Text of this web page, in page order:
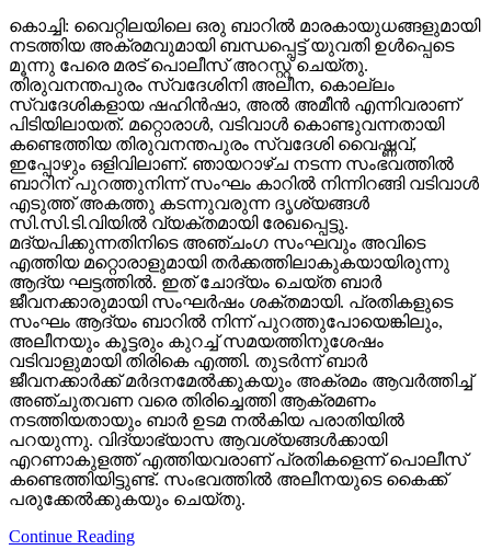
പിടിയിലായത്. മറ്റൊരാള്‍, വടിവാള്‍ കൊണ്ടുവന്നതായി
കണ്ടെത്തിയ തിരുവനന്തപുരം സ്വദേശി വൈഷ്ണവ്,
ഇപ്പോഴും ഒളിവിലാണ്. ഞായറാഴ്ച നടന്ന സംഭവത്തില്‍
ബാറിന് പുറത്തുനിന്ന് സംഘം കാറില്‍ നിന്നിറങ്ങി വടിവാള്‍
എടുത്ത് അകത്തു കടന്നുവരുന്ന ദൃശ്യങ്ങള്‍
സി.സി.ടി.വിയില്‍ വ്യക്തമായി രേഖപ്പെട്ടു.
മദ്യപിക്കുന്നതിനിടെ അഞ്ചംഗ സംഘവും അവിടെ
എത്തിയ മറ്റൊരാളുമായി തര്‍ക്കത്തിലാകുകയായിരുന്നു
ആദ്യ ഘട്ടത്തില്‍. ഇത് ചോദ്യം ചെയ്ത ബാര്‍
ജീവനക്കാരുമായി സംഘര്‍ഷം ശക്തമായി. പ്രതികളുടെ
സംഘം ആദ്യം ബാറില്‍ നിന്ന് പുറത്തുപോയെങ്കിലും,
അലീനയും കൂട്ടരും കുറച്ച് സമയത്തിനുശേഷം
വടിവാളുമായി തിരികെ എത്തി. തുടര്‍ന്ന് ബാര്‍
ജീവനക്കാര്‍ക്ക് മര്‍ദനമേല്‍ക്കുകയും അക്രമം ആവര്‍ത്തിച്ച്
അഞ്ചുതവണ വരെ തിരിച്ചെത്തി ആക്രമണം
നടത്തിയതായും ബാര്‍ ഉടമ നല്‍കിയ പരാതിയില്‍
പറയുന്നു. വിദ്യാഭ്യാസ ആവശ്യങ്ങള്‍ക്കായി
എറണാകുളത്ത് എത്തിയവരാണ് പ്രതികളെന്ന് പൊലീസ്
കണ്ടെത്തിയിട്ടുണ്ട്. സംഭവത്തില്‍ അലീനയുടെ കൈക്ക്
പരുക്കേല്‍ക്കുകയും ചെയ്തു.
Continue Reading
Video Stories
ജാതി വിവേചനം; മലപ്പുറം